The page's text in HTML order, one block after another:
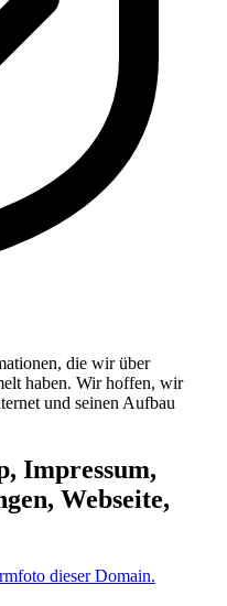
die wir über
haben. Wir hoffen, wir
und seinen Aufbau
Impressum,
Webseite,
dieser Domain.